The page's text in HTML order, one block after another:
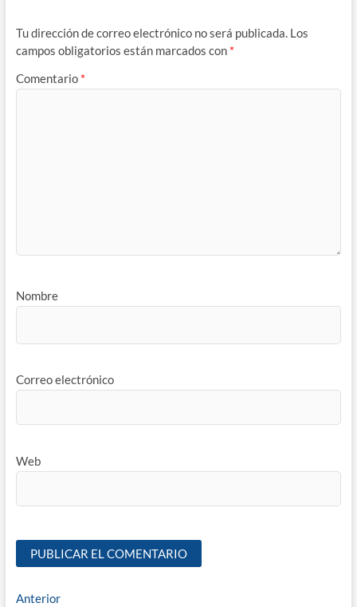
Tu dirección de correo electrónico no será publicada. Los
campos obligatorios están marcados con *
Comentario *
Nombre
Correo electrónico
Web
Anterior